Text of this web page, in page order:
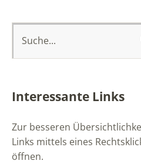
Interessante Links
Zur besseren
Links mittels eines
öffnen.